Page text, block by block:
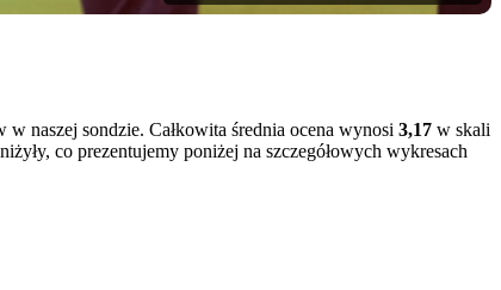
naszej sondzie. Całkowita średnia ocena wynosi 3,17 w skali
co prezentujemy poniżej na szczegółowych wykresach